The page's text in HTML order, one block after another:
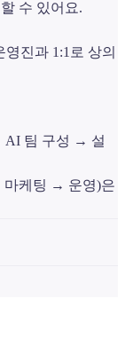
수 있어요.
진과 1:1로 상의
AI 팀 구성 → 설
케팅 → 운영)은